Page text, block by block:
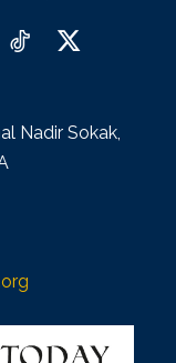
Nadir Sokak,